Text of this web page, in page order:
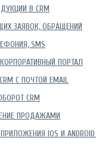
В CRM
ЗАЯВОК, ОБРАЩЕНИЙ
SMS
ПОРТАЛ
С ПОЧТОЙ EMAIL
CRM
ПРОДАЖАМИ
IOS И